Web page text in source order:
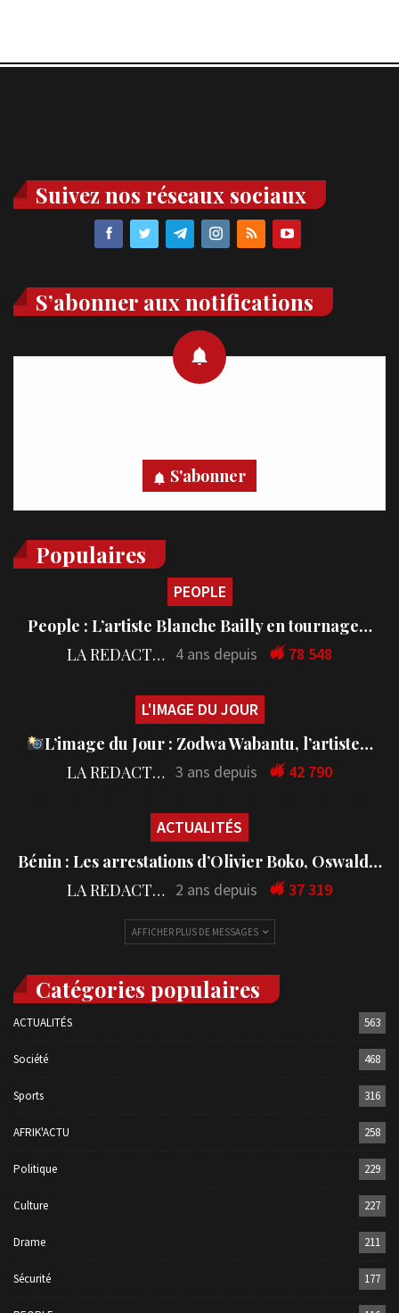
Suivez nos réseaux sociaux
S’abonner aux notifications
S'abonner
Populaires
PEOPLE
People : L’artiste Blanche Bailly en tournage…
LA REDACTION 4 ans depuis 78 548
L'IMAGE DU JOUR
L’image du Jour : Zodwa Wabantu, l’artiste…
LA REDACTION 3 ans depuis 42 790
ACTUALITÉS
Bénin : Les arrestations d’Olivier Boko, Oswald…
LA REDACTION 2 ans depuis 37 319
AFFICHER PLUS DE MESSAGES
Catégories populaires
ACTUALITÉS 563
Société 468
Sports 316
AFRIK'ACTU 258
Politique 229
Culture 227
Drame 211
Sécurité 177